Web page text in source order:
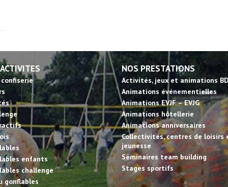
enfants
challenge
gonflables
NOS PRESTATIONS
Activités, jeux et animations
Animations événementielles
Animations EVJF – EVJG
Animations hôtellerie
Animations anniversaires
Collectivités, centres de loisirs
jeunesse
Séminaires team building
Stages sportifs